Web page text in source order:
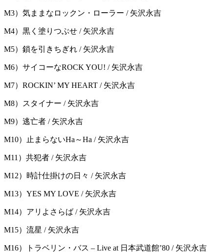
M3）気ままなロックン・ローラー / 矢沢永吉
M4）黒く塗りつぶせ / 矢沢永吉
M5）鎖を引きちぎれ / 矢沢永吉
M6）サイコーなROCK YOU! / 矢沢永吉
M7）ROCKIN’ MY HEART / 矢沢永吉
M8）スタイナー / 矢沢永吉
M9）逃亡者 / 矢沢永吉
M10）止まらないHa～Ha / 矢沢永吉
M11）共犯者 / 矢沢永吉
M12）時計仕掛けの日々 / 矢沢永吉
M13）YES MY LOVE / 矢沢永吉
M14）アリよさらば / 矢沢永吉
M15）流星 / 矢沢永吉
M16）トラベリン・バス – Live at 日本武道館’80 / 矢沢永吉